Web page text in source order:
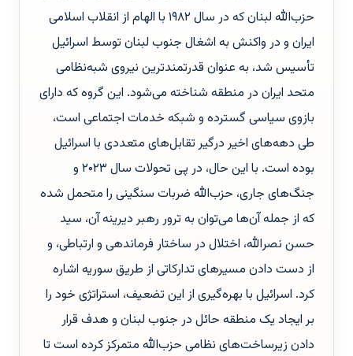
حزب‌الله لبنان که در سال ۱۹۸۲ با الهام از انقلاب اسلامی
ایران و در واکنش به اشغال جنوب لبنان توسط اسرائیل
تأسیس شد، به عنوان قدرتمندترین نیروی شبه‌نظامی
متحد ایران در منطقه شناخته می‌شود. این گروه که دارای
بازوی سیاسی گسترده و شبکه خدمات اجتماعی است،
طی دهه‌های اخیر درگیر تقابل‌های متعددی با اسرائیل
بوده است. با این حال، در پی تحولات سال ۲۰۲۳ و
جنگ‌های جاری، حزب‌الله ضربات سنگینی را متحمل شده
که از جمله آن‌ها می‌توان به ترور رهبر دیرینه آن، سید
حسن نصرالله، اختلال در ساختار فرماندهی و ارتباطی، و
از دست دادن مسیرهای تدارکاتی از طریق سوریه اشاره
کرد. اسرائیل با بهره‌گیری از این تضعیف، استراتژی خود را
بر ایجاد یک منطقه حائل در جنوب لبنان و هدف قرار
دادن زیرساخت‌های نظامی حزب‌الله متمرکز کرده است تا